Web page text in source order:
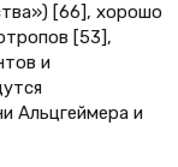
[66], хорошо
[53],
и
Альцгеймера и